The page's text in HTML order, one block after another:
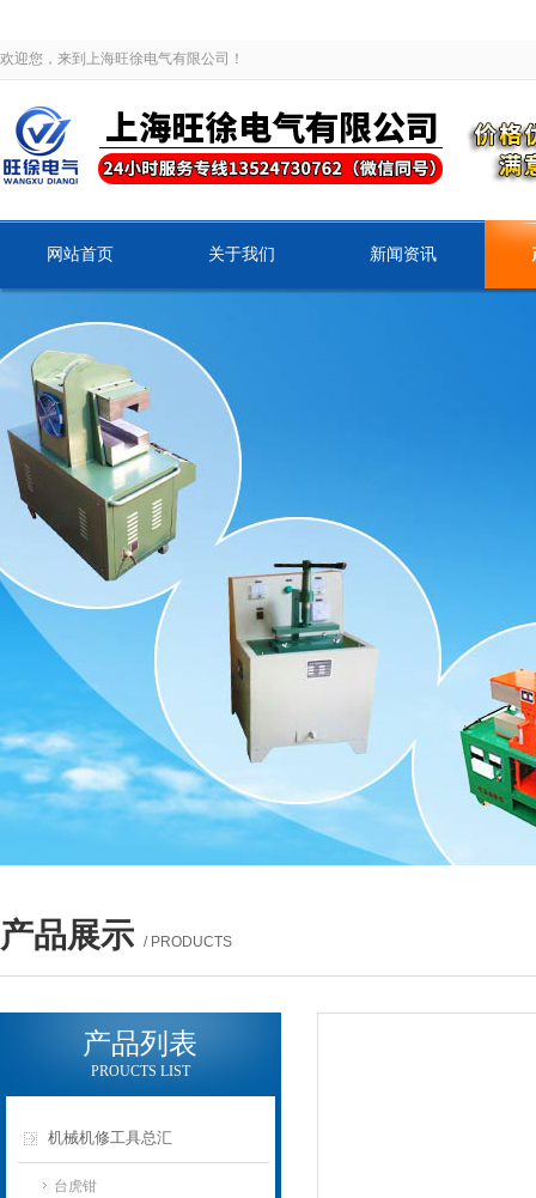
欢迎您，来到上海旺徐电气有限公司！
网站首页 关于我们 新闻资讯
产品展示 / PRODUCTS
产品列表
PROUCTS LIST
机械机修工具总汇
台虎钳